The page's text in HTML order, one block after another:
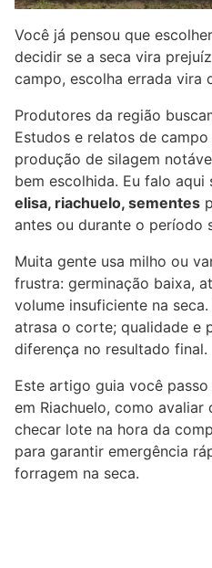
Você já pensou que
decidir se a seca vira
campo, escolha errada vira
Produtores da região
Estudos e relatos de
produção de silagem
bem escolhida. Eu falo aqui
elisa, riachuelo, sementes
antes ou durante o período
Muita gente usa milho ou
frustra: germinação baixa,
volume insuficiente na
atrasa o corte; qualidade e
diferença no resultado final.
Este artigo guia você
em Riachuelo, como
checar lote na hora da
para garantir emergência
forragem na seca.